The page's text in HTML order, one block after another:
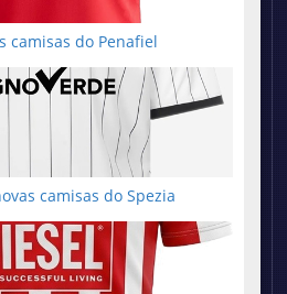
camisas do Penafiel
camisas do Spezia